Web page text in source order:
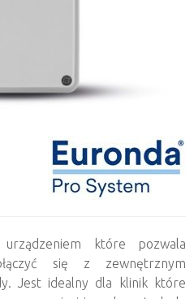
które pozwala
się z zewnętrznym
Jest idealny dla klinik które